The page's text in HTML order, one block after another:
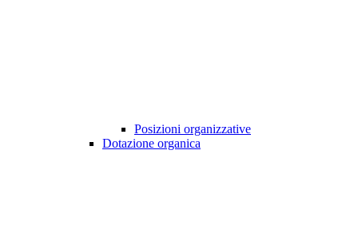
Posizioni organizzative
Dotazione organica